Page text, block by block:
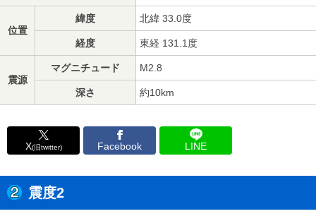
位置
緯度 北緯 33.0度
経度 東経 131.1度
震源
マグニチュード M2.8
深さ 約10km
X(旧twitter) Facebook LINE
震度2